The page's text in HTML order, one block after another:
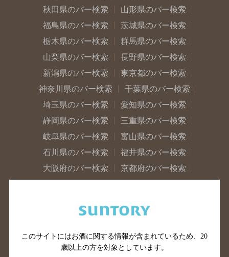
秋田県のバー検索
山形県のバー検索
福島県のバー検索
茨城県のバー検索
栃木県のバー検索
群馬県のバー検索
山梨県のバー検索
長野県のバー検索
新潟県のバー検索
東京都のバー検索
神奈川県のバー検索
千葉県のバー検索
埼玉県のバー検索
愛知県のバー検索
静岡県のバー検索
三重県のバー検索
岐阜県のバー検索
富山県のバー検索
石川県のバー検索
福井県のバー検索
大阪府のバー検索
京都府のバー検索
広島県のバー検索
岡山県のバー検索
山口県のバー検索
鳥取県のバー検索
島根県のバー検索
徳島県のバー検索
このサイトにはお酒に関する情報が含まれているため、 20
歳以上の方を対象としています。